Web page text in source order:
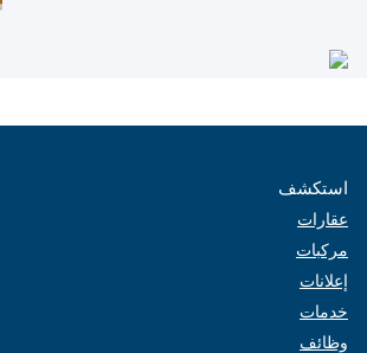
استكشف
عقارات
مركبات
إعلانات
خدمات
وظائف